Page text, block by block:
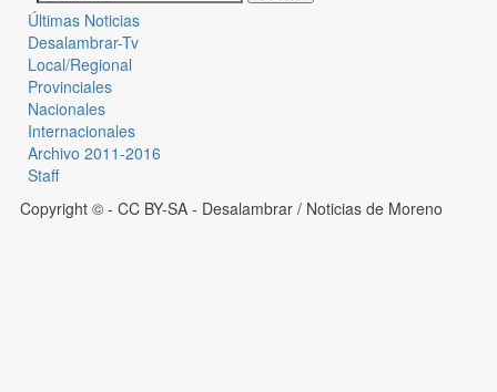
Últimas Noticias
Desalambrar-Tv
Local/Regional
Provinciales
Nacionales
Internacionales
Archivo 2011-2016
Staff
Copyright © - CC BY-SA - Desalambrar / Noticias de Moreno